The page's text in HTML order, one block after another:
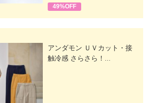
49%OFF
アンダモン ＵＶカット・接
触冷感 さらさら！...